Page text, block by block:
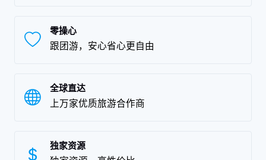
零操心
跟团游，安心省心更自由
全球直达
上万家优质旅游合作商
独家资源